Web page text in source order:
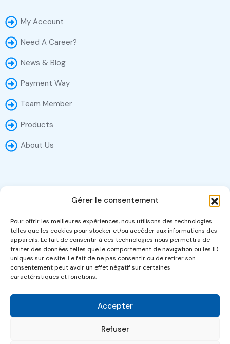
Gérer le consentement
Pour offrir les meilleures expériences, nous utilisons des technologies
telles que les cookies pour stocker et/ou accéder aux informations des
appareils. Le fait de consentir à ces technologies nous permettra de
traiter des données telles que le comportement de navigation ou les ID
uniques sur ce site. Le fait de ne pas consentir ou de retirer son
consentement peut avoir un effet négatif sur certaines
caractéristiques et fonctions.
Accepter
Refuser
My Account
Need A Career?
News & Blog
Payment Way
Team Member
Products
About Us